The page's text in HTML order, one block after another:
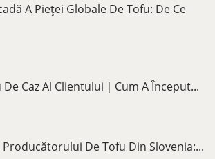
A Pieței Globale De Tofu: De Ce
Caz Al Clientului｜Cum A Început...
Producătorului De Tofu Din Slovenia:...